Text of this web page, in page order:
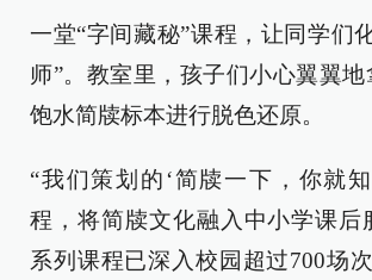
一堂“字间藏秘”课程，让同学们
师”。教室里，孩子们小心翼翼
饱水简牍标本进行脱色还原。
“我们策划的‘简牍一下，你就
程，将简牍文化融入中小学课后
系列课程已深入校园超过700场